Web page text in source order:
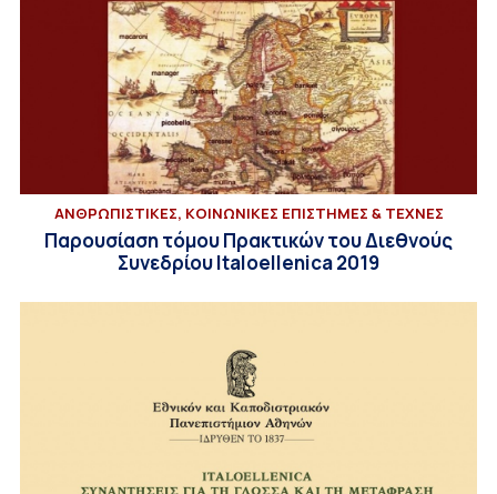
ΑΝΘΡΩΠΙΣΤΙΚΕΣ, ΚΟΙΝΩΝΙΚΕΣ ΕΠΙΣΤΗΜΕΣ & ΤΕΧΝΕΣ
Παρουσίαση τόμου Πρακτικών του Διεθνούς
Συνεδρίου Italoellenica 2019